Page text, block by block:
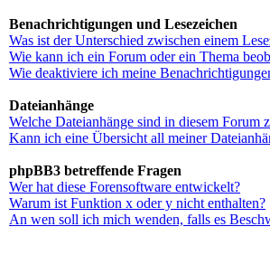
Benachrichtigungen und Lesezeichen
Was ist der Unterschied zwischen einem
Wie kann ich ein Forum oder ein Thema
Wie deaktiviere ich meine
Dateianhänge
Welche Dateianhänge sind in diesem Forum
Kann ich eine Übersicht all meiner
phpBB3 betreffende Fragen
Wer hat diese Forensoftware entwickelt?
Warum ist Funktion x oder y nicht enthalten?
An wen soll ich mich wenden, falls es